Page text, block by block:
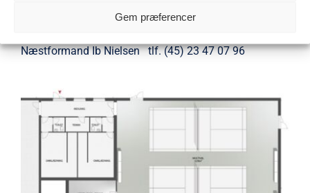
Gem præferencer
Formand Peter Bjørnskov tlf. (45) 29 84 02 86, eller
Næstformand Ib Nielsen tlf. (45) 23 47 07 96